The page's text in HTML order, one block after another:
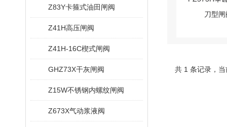
Z83Y卡箍式油田闸阀
Z41H高压闸阀
Z41H-16C楔式闸阀
GHZ73X干灰闸阀
Z15W不锈钢内螺纹闸阀
Z673X气动浆液阀
共 1 条记录，